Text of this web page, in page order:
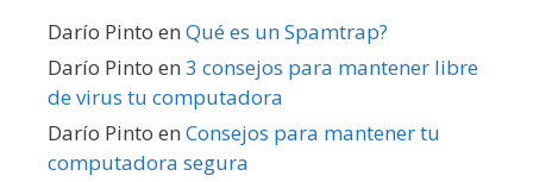
Darío Pinto en Qué es un Spamtrap?
Darío Pinto en 3 consejos para mantener libre
de virus tu computadora
Darío Pinto en Consejos para mantener tu
computadora segura